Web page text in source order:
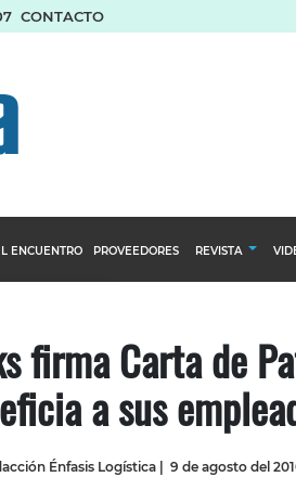
CONTACTO
del Agro
ENCUENTRO PROVEEDORES REVISTA
firma Carta de
a sus
Énfasis Logística 9 de agosto del